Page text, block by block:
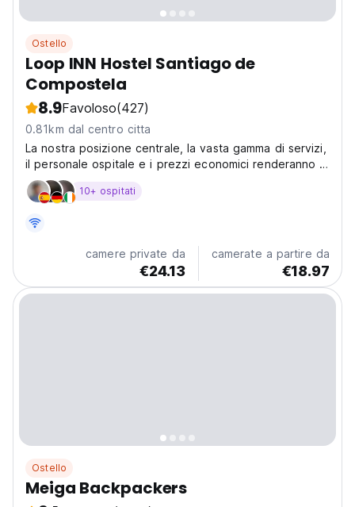
Ostello
Loop INN Hostel Santiago de
Compostela
8.9Favoloso(427)
0.81km dal centro citta
La nostra posizione centrale, la vasta gamma di servizi,
il personale ospitale e i prezzi economici renderanno il
soggiorno piacevole.
10+ ospitati
camere private da
€24.13
camerate a partire da
€18.97
Ostello
Meiga Backpackers